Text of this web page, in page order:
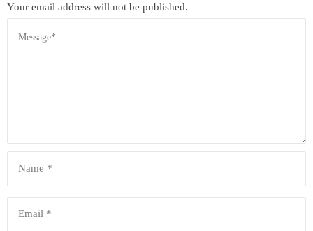
Your email address will not be published.